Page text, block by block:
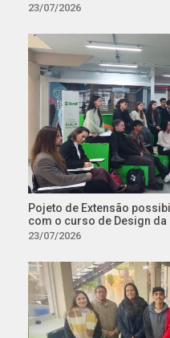
23/07/2026
Pojeto de Extensão
com o curso de Design da
23/07/2026